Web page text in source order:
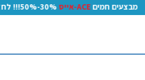
מבצעים חמיםACE-אייס 30%-50%!!! לחצו למעבר